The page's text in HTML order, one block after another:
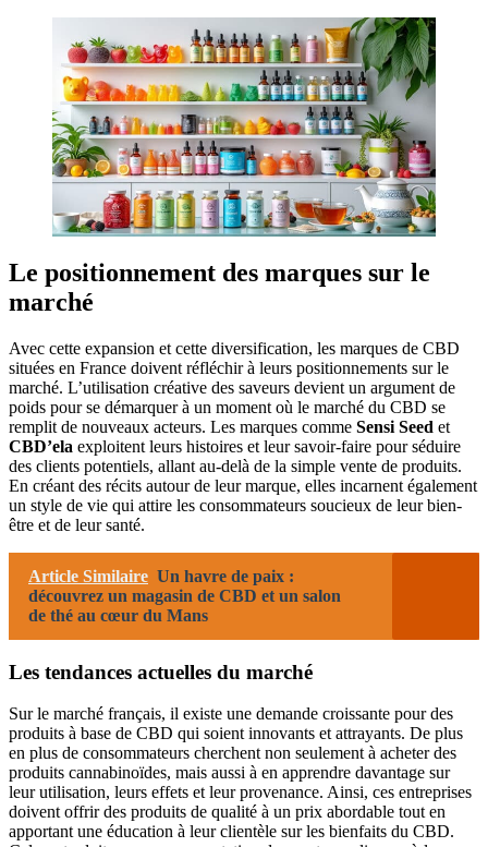
Le positionnement des marques sur le
marché
Avec cette expansion et cette diversification, les marques de CBD
situées en France doivent réfléchir à leurs positionnements sur le
marché. L’utilisation créative des saveurs devient un argument de
poids pour se démarquer à un moment où le marché du CBD se
remplit de nouveaux acteurs. Les marques comme Sensi Seed et
CBD’ela exploitent leurs histoires et leur savoir-faire pour séduire
des clients potentiels, allant au-delà de la simple vente de produits.
En créant des récits autour de leur marque, elles incarnent également
un style de vie qui attire les consommateurs soucieux de leur bien-
être et de leur santé.
Article Similaire Un havre de paix :
découvrez un magasin de CBD et un salon
de thé au cœur du Mans
Les tendances actuelles du marché
Sur le marché français, il existe une demande croissante pour des
produits à base de CBD qui soient innovants et attrayants. De plus
en plus de consommateurs cherchent non seulement à acheter des
produits cannabinoïdes, mais aussi à en apprendre davantage sur
leur utilisation, leurs effets et leur provenance. Ainsi, ces entreprises
doivent offrir des produits de qualité à un prix abordable tout en
apportant une éducation à leur clientèle sur les bienfaits du CBD.